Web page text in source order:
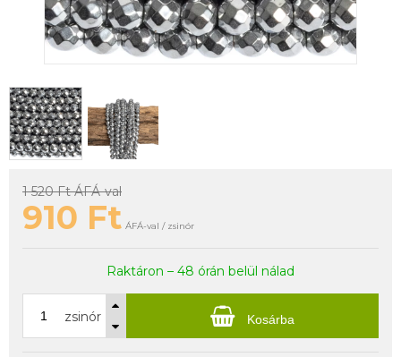
1 520 FtÁFÁ-val
910 Ft ÁFÁ-val / zsinór
Raktáron – 48 órán belül nálad
zsinór Kosárba